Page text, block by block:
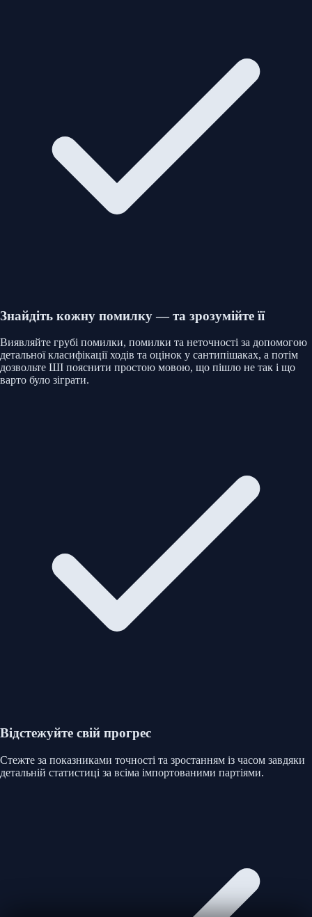
Знайдіть кожну помилку — та зрозумійте її
Виявляйте грубі помилки, помилки та неточності за допомогою
детальної класифікації ходів та оцінок у сантипішаках, а потім
дозвольте ШІ пояснити простою мовою, що пішло не так і що
варто було зіграти.
Відстежуйте свій прогрес
Стежте за показниками точності та зростанням із часом завдяки
детальній статистиці за всіма імпортованими партіями.